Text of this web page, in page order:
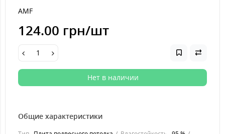
AMF
124.00 грн/шт
Нет в наличии
Общие характеристики